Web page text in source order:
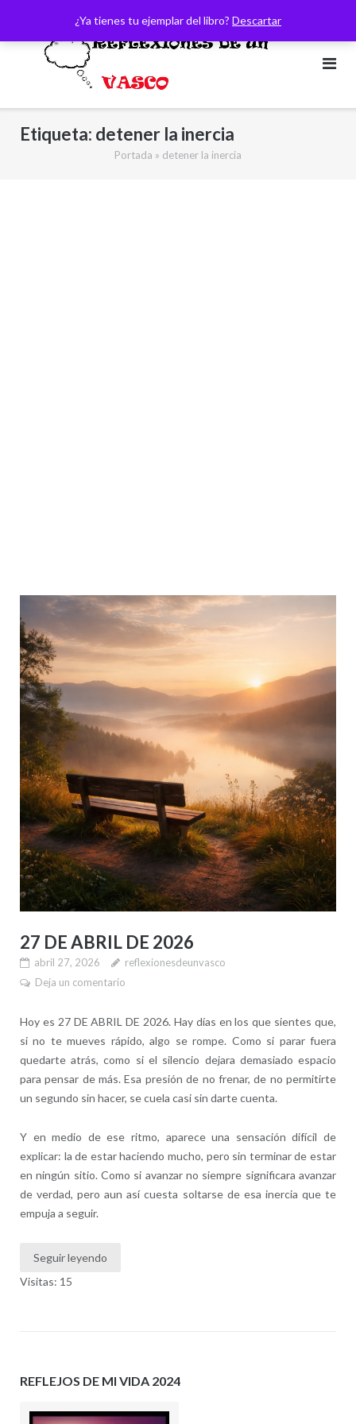
¿Ya tienes tu ejemplar del libro? Descartar
contenido
Etiqueta: detener la inercia
Portada » detener la inercia
27 DE ABRIL DE 2026
abril 27, 2026
reflexionesdeunvasco
Deja un comentario
Hoy es 27 DE ABRIL DE 2026. Hay días en los que sientes que,
si no te mueves rápido, algo se rompe. Como si parar fuera
quedarte atrás, como si el silencio dejara demasiado espacio
para pensar de más. Esa presión de no frenar, de no permitirte
un segundo sin hacer, se cuela casi sin darte cuenta.
Y en medio de ese ritmo, aparece una sensación difícil de
explicar: la de estar haciendo mucho, pero sin terminar de estar
en ningún sitio. Como si avanzar no siempre significara avanzar
de verdad, pero aun así cuesta soltarse de esa inercia que te
empuja a seguir.
Seguir leyendo
Visitas: 15
REFLEJOS DE MI VIDA 2024